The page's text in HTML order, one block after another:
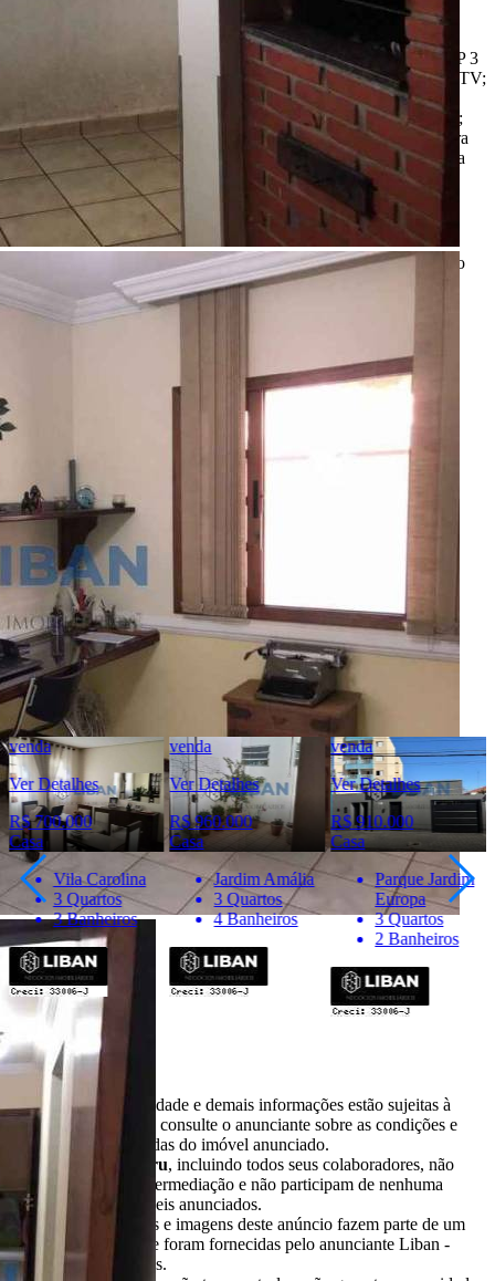
DESCRIÇÃO DO IMÓVEL Casa térrea - Jd. América Bauru/SP 3
Quartos climatizados; 1Suíte 3 Banheiros; Lavabo; Sala de estar/TV;
Sala de jantar; Escritório; Cozinha; Dispensa; Área de serviço;
Espaço gourmet com churrasqueira; 2 Vagas de garagem coberta;
Portão eletrônico; Acabamentos com: Gesso; Piso taco de madeira
em toda área intima. - Excelente localização, bairro com completa
infraestrutura e lazer. - Pode ser financiada - Itens de segurança
R$ 830.000,00
*Valor sujeito à variações. ENTRE EM CONTATO
com o
anunciante.
Código:
481352
Referência do Anunciante:
Liban - Negócios Imobiliários
Creci:33006-J
Site:https://www.liban.imb.br/index.php/
Endereço:
Rua Alfredo Fontão, 6-33 - Bauru/SP
Ver Telefone
Telefone:
(14) 4141-5872
Telefone:
(14) 98836-2944
WhatsApp:
(14) 98836-2944
venda
Ver Detalhes
R$ 960.000
Casa
Jardim Amália
3 Quartos
4 Banheiros
venda
Ver Detalhes
R$ 910.000
Casa
Parque Jardim
Europa
3 Quartos
venda
Ver Detalhes
R$ 750.000
Casa
Jardim Dona
Lili
6 Quartos
5 Banheiros
Importante
* Valores, disponibilidade e demais informações estão sujeitas à
alterações. SEMPRE consulte o anunciante sobre as condições e
informações atualizadas do imóvel anunciado.
Portal Casa Bauru, incluindo todos seus colaboradores, não
realizam qualquer intermediação e não participam de nenhuma
negociação dos imóveis anunciados.
Todas as informações e imagens deste anúncio fazem parte de um
anúncio publicitário e foram fornecidas pelo anunciante Liban -
Negócios Imobiliários.